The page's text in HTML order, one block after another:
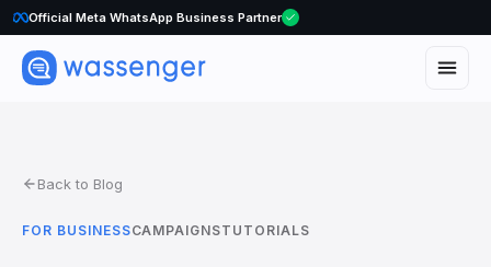
Official Meta WhatsApp Business Partner
WhatsApp Voice Calls are here
Back to Blog
FOR BUSINESSCAMPAIGNSTUTORIALS